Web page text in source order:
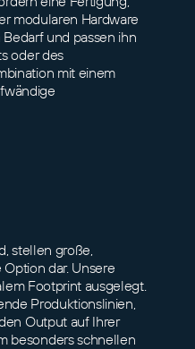
modularen Hardware
und passen ihn
oder des
mit einem
stellen große,
dar. Unsere
Footprint ausgelegt.
Produktionslinien,
Output auf Ihrer
besonders schnellen